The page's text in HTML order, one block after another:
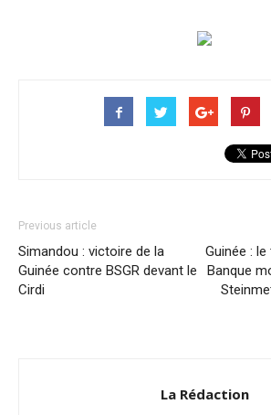
Previous article
Simandou : victoire de la
Guinée contre BSGR devant le
Cirdi
Guinée :
Banque
La Rédaction